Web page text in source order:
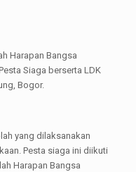
Harapan Bangsa
Siaga berserta LDK
Bogor.
yang dilaksanakan
Pesta siaga ini diikuti
Harapan Bangsa